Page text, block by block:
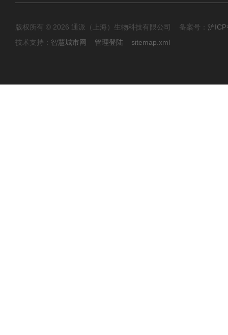
版权所有 © 2026 通派（上海）生物科技有限公司 备案号： 沪
技术支持： 智慧城市网 管理登陆 sitemap.xml